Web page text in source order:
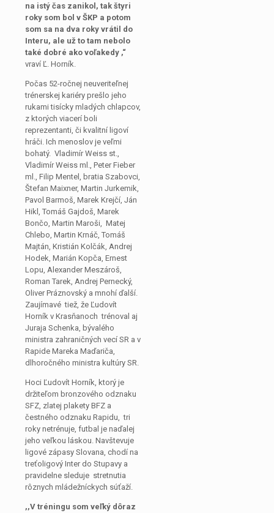
na istý čas zanikol, tak štyri
roky som bol v ŠKP a potom
som sa na dva roky vrátil do
Interu, ale už to tam nebolo
také dobré ako voľakedy ,“
vraví Ľ. Horník.
Počas 52-ročnej neuveriteľnej
trénerskej kariéry prešlo jeho
rukami tisícky mladých chlapcov,
z ktorých viacerí boli
reprezentanti, či kvalitní ligoví
hráči. Ich menoslov je veľmi
bohatý. Vladimír Weiss st.,
Vladimír Weiss ml., Peter Fieber
ml., Filip Mentel, bratia Szabovci,
Štefan Maixner, Martin Jurkemik,
Pavol Barmoš, Marek Krejčí, Ján
Hikl, Tomáš Gajdoš, Marek
Bončo, Martin Maroši, Matej
Chlebo, Martin Krnáč, Tomáš
Majtán, Kristián Kolčák, Andrej
Hodek, Marián Kopča, Ernest
Lopu, Alexander Meszároš,
Roman Tarek, Andrej Pernecký,
Oliver Práznovský a mnohí ďalší.
Zaujímavé tiež, že Ľudovít
Horník v Krasňanoch trénoval aj
Juraja Schenka, bývalého
ministra zahraničných vecí SR a v
Rapide Mareka Maďariča,
dlhoročného ministra kultúry SR.
Hoci Ľudovít Horník, ktorý je
držiteľom bronzového odznaku
SFZ, zlatej plakety BFZ a
čestného odznaku Rapidu, tri
roky netrénuje, futbal je naďalej
jeho veľkou láskou. Navštevuje
ligové zápasy Slovana, chodí na
treťoligový Inter do Stupavy a
pravidelne sleduje stretnutia
rôznych mládežníckych súťaží.
,,V tréningu som veľký dôraz